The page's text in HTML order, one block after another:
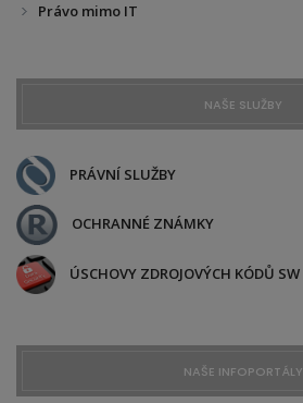
Právo mimo IT
NAŠE SLUŽBY
PRÁVNÍ SLUŽBY
OCHRANNÉ ZNÁMKY
ÚSCHOVY ZDROJOVÝCH KÓDŮ SW
NAŠE INFOPORTÁLY